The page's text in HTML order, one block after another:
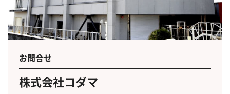
お問合せ
株式会社コダマ